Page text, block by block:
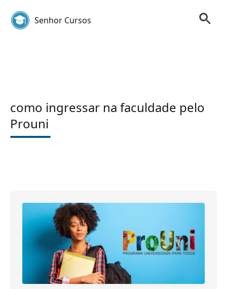
Senhor Cursos
como ingressar na faculdade pelo
Prouni